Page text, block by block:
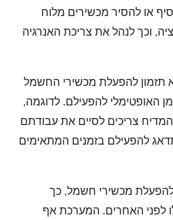
או להסיר מכשירים מלוח
וכך לנהל את צריכת האנרגיה
תזמון להפעלת מכשירי החשמל
להפעילם. לדוגמה,
צריכים לסיים את עבודתם
המערכת תדאג להפעילם בזמנים המתאימים
להפעלת מכשירי חשמל, כך
לפני האחרים. המערכת אף